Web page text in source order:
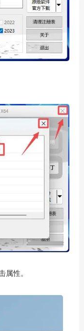
属性。